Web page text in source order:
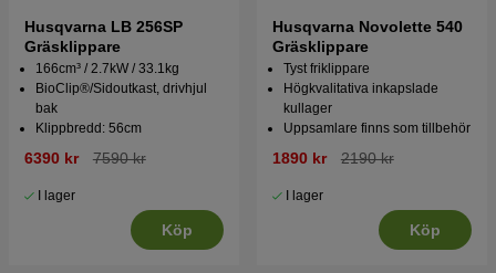
Husqvarna LB 256SP
Gräsklippare
166cm³ / 2.7kW / 33.1kg
BioClip®/Sidoutkast, drivhjul
bak
Klippbredd: 56cm
6390 kr 7590 kr
I lager
Köp
Husqvarna Novolette 540
Gräsklippare
Tyst friklippare
Högkvalitativa inkapslade
kullager
Uppsamlare finns som tillbehör
1890 kr 2190 kr
I lager
Köp